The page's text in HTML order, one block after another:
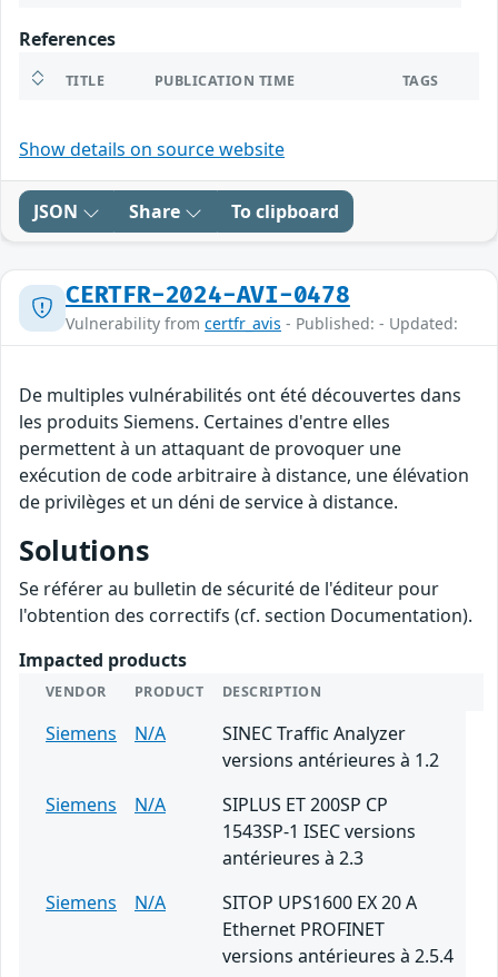
References
TITLE PUBLICATION TIME TAGS
Show details on source website
JSON Share To clipboard
CERTFR-2024-AVI-0478
Vulnerability from certfr_avis - Published: - Updated:
De multiples vulnérabilités ont été découvertes dans
les produits Siemens. Certaines d'entre elles
permettent à un attaquant de provoquer une
exécution de code arbitraire à distance, une élévation
de privilèges et un déni de service à distance.
Solutions
Se référer au bulletin de sécurité de l'éditeur pour
l'obtention des correctifs (cf. section Documentation).
Impacted products
VENDOR PRODUCT DESCRIPTION
Siemens N/A
SINEC Traffic Analyzer
versions antérieures à 1.2
Siemens
N/A
SIPLUS ET 200SP CP
1543SP-1 ISEC versions
antérieures à 2.3
Siemens
N/A
SITOP UPS1600 EX 20 A
Ethernet PROFINET
versions antérieures à 2.5.4